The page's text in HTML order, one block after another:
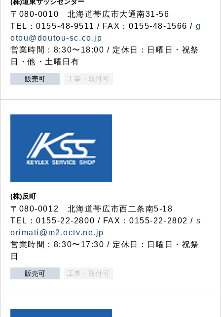
〒080-0010 北海道帯広市大通南31-56
TEL：0155-48-9511 / FAX：0155-48-1566 / g
otou@doutou-sc.co.jp
営業時間：8:30〜18:00 / 定休日：日曜日・祝祭
日・他・土曜日有
販売可 工事・取付可
(株)反町
〒080-0012 北海道帯広市西二条南5-18
TEL：0155-22-2800 / FAX：0155-22-2802 / s
orimati@m2.octv.ne.jp
営業時間：8:30〜17:30 / 定休日：日曜日・祝祭
日
販売可 工事・取付可